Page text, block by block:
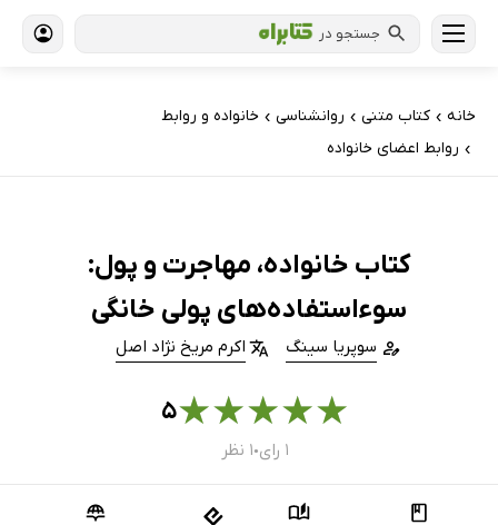
جستجو در
خانه › کتاب‌ متنی › روانشناسی › خانواده و روابط
› روابط اعضای خانواده
کتاب خانواده، مهاجرت و پول:
سوءاستفاده‌های پولی خانگی
سوپریا سینگ اکرم مریخ نژاد اصل
★
★
★
★
★۵
۱ رای ● ۱ نظر